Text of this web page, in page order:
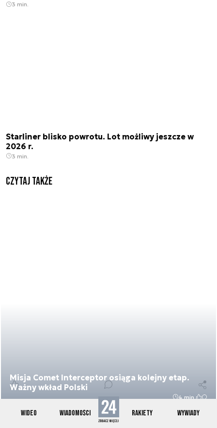
WIDEO WIADOMOŚCI RAKIETY WYWIADY
3 min.
Starliner blisko powrotu. Lot możliwy jeszcze w
2026 r.
3 min.
Czytaj także
Misja Comet Interceptor osiąga kolejny etap.
Ważny wkład Polski
4 min.